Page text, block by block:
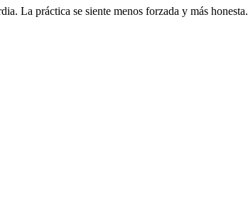
La práctica se siente menos forzada y más honesta.